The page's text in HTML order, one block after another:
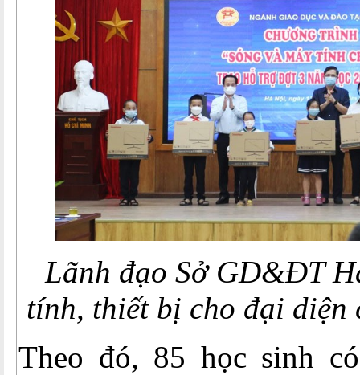
Lãnh đạo Sở GD&ĐT
tính, thiết bị cho đại diện
Theo đó, 85 học sinh